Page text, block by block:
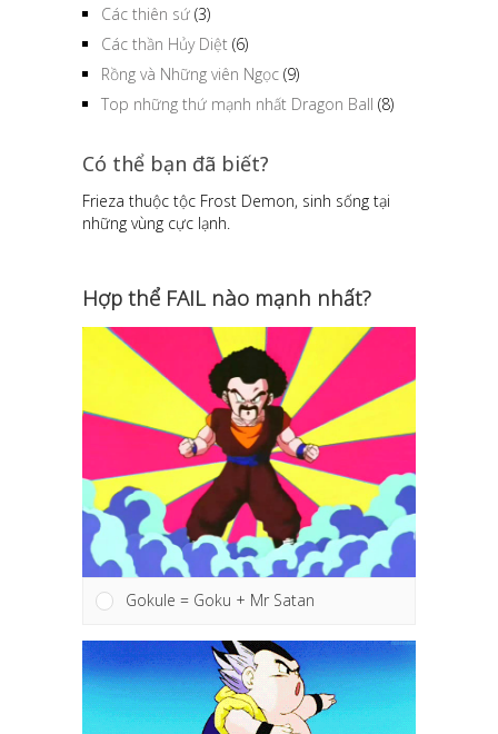
Các thiên sứ (3)
Các thần Hủy Diệt (6)
Rồng và Những viên Ngọc (9)
Top những thứ mạnh nhất Dragon Ball (8)
Có thể bạn đã biết?
Frieza thuộc tộc Frost Demon, sinh sống tại
những vùng cực lạnh.
Hợp thể FAIL nào mạnh nhất?
Gokule = Goku + Mr Satan